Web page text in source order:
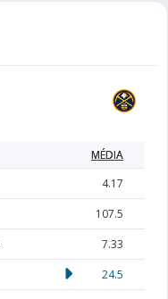
MÉDIA
4.17
107.5
7.33
24.5